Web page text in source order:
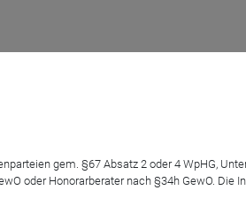
gem. §67 Absatz 2 oder 4 WpHG,
oder Honorarberater nach §34h GewO. Die